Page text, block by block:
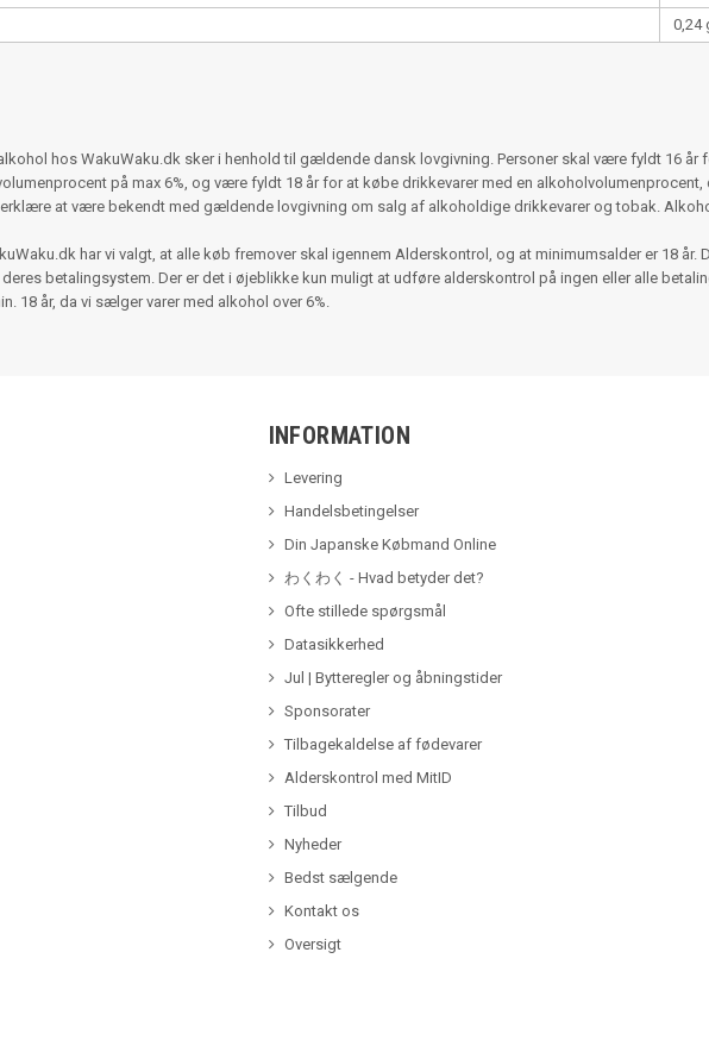
0,24
hos WakuWaku.dk sker i henhold til gældende dansk lovgivning. Personer skal være fyldt 16 år
på max 6%, og være fyldt 18 år for at købe drikkevarer med en alkoholvolumenprocent,
at være bekendt med gældende lovgivning om salg af alkoholdige drikkevarer og tobak.
har vi valgt, at alle køb fremover skal igennem Alderskontrol, og at minimumsalder er 18
deres betalingsystem. Der er det i øjeblikke kun muligt at udføre alderskontrol på ingen eller alle
18 år, da vi sælger varer med alkohol over 6%.
INFORMATION
Levering
Handelsbetingelser
Din Japanske Købmand Online
わくわく - Hvad betyder det?
Ofte stillede spørgsmål
Datasikkerhed
Jul | Bytteregler og åbningstider
Sponsorater
Tilbagekaldelse af fødevarer
Alderskontrol med MitID
Tilbud
Nyheder
Bedst sælgende
Kontakt os
Oversigt